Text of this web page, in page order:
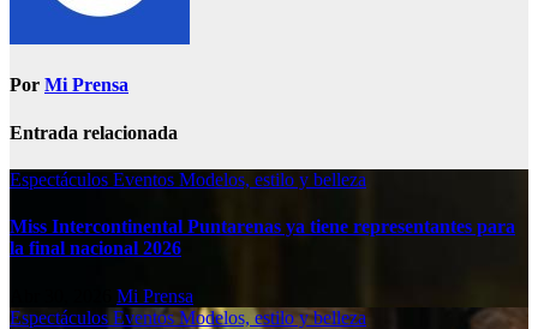
Por Mi Prensa
Entrada relacionada
Espectáculos Eventos Modelos, estilo y belleza
Miss Intercontinental Puntarenas ya tiene representantes para
la final nacional 2026
Mi Prensa
Espectáculos Eventos Modelos, estilo y belleza